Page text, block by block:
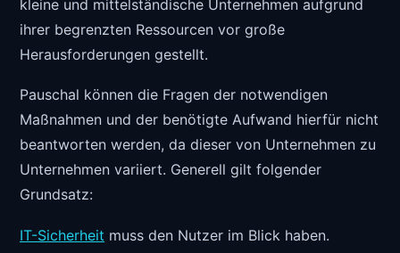
kleine und mittelständische Unternehmen aufgrund
ihrer begrenzten Ressourcen vor große
Herausforderungen gestellt.
Pauschal können die Fragen der notwendigen
Maßnahmen und der benötigte Aufwand hierfür nicht
beantworten werden, da dieser von Unternehmen zu
Unternehmen variiert. Generell gilt folgender
Grundsatz:
IT-Sicherheit muss den Nutzer im Blick haben.